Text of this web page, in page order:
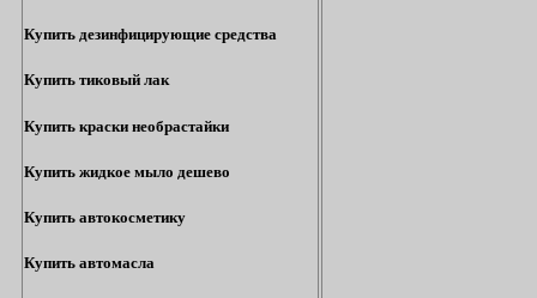
Купить дезинфицирующие средства
Купить тиковый лак
Купить краски необрастайки
Купить жидкое мыло дешево
Купить автокосметику
Купить автомасла